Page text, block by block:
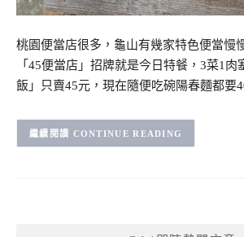
桃園便當店很多，龜山有幾家特色便當慢
「45便當店」招牌就是今日特餐，3菜1肉
飯」只賣45元，現在隨便吃碗陽春麵都要
CONTINUE READING